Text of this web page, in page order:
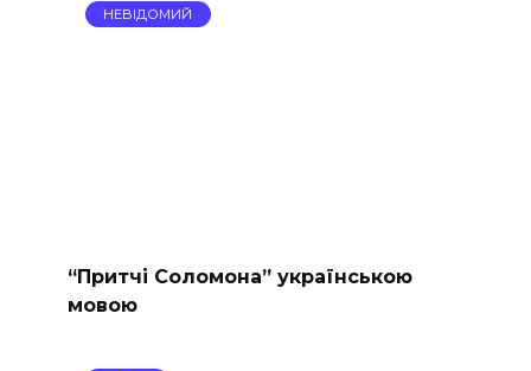
НЕВІДОМИЙ
“Притчі Соломона” українською
мовою